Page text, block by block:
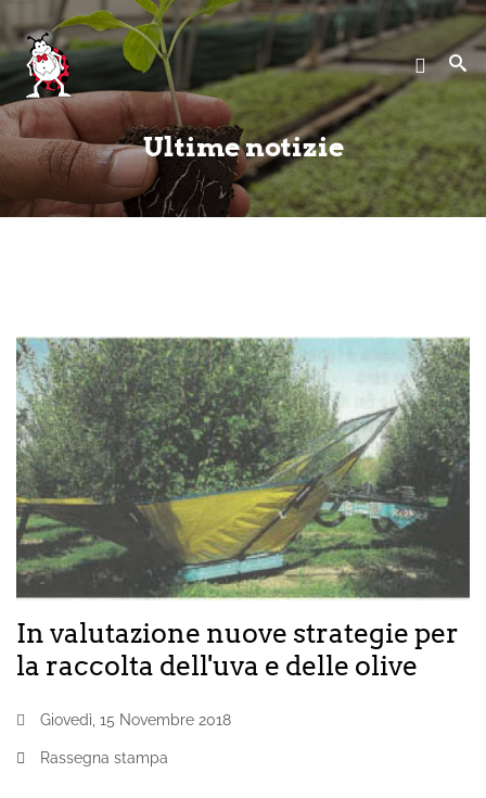
Ultime notizie
In valutazione nuove strategie per
la raccolta dell'uva e delle olive
Giovedì, 15 Novembre 2018
Rassegna stampa
Home
Cooperativa
Servizi
News